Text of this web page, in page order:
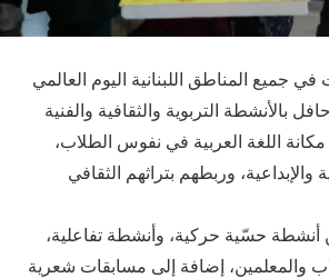
جميع المناطق اللبنانية اليوم العالمي
بالأنشطة التربوية والثقافية والفنية
اللغة العربية في نفوس الطلاب،
والإبداعية، وربطهم بتراثهم الثقافي
أنشطة حسّية حركية، وأنشطة تفاعلية،
والمعلمين، إضافة إلى مسابقات شعرية